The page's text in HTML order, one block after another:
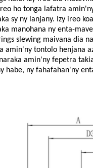
ho tonga lafatra
sy ny lanjany. Izy ireo
manohana ny enta-
slewing maivana dia
amin'ny tontolo henjana
amin'ny fepetra
habe, ny fahafahan'ny